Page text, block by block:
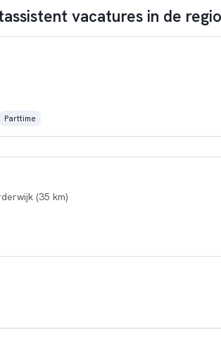
vacatures in de
Parttime
(35 km)